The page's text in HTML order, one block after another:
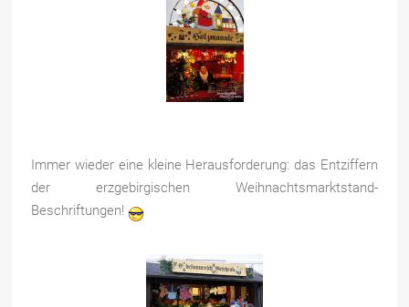
Immer wieder eine kleine Herausforderung: das Entziffern
der erzgebirgischen Weihnachtsmarktstand-
Beschriftungen!